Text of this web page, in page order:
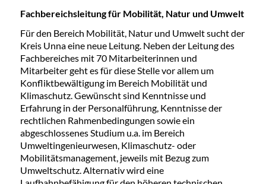
Fachbereichsleitungfür Mobilität, Natur und Umwelt
Für den Bereich Mobilität, Natur und Umwelt sucht der
Kreis Unna eine neue Leitung. Neben der Leitung des
Fachbereiches mit 70 Mitarbeiterinnen und
Mitarbeiter geht es für diese Stelle vor allem um
Konfliktbewältigung im Bereich Mobilität und
Klimaschutz. Gewünscht sind Kenntnisse und
Erfahrung in der Personalführung, Kenntnisse der
rechtlichen Rahmenbedingungen sowie ein
abgeschlossenes Studium u.a. im Bereich
Umweltingenieurwesen, Klimaschutz- oder
Mobilitätsmanagement, jeweils mit Bezug zum
Umweltschutz. Alternativ wird eine